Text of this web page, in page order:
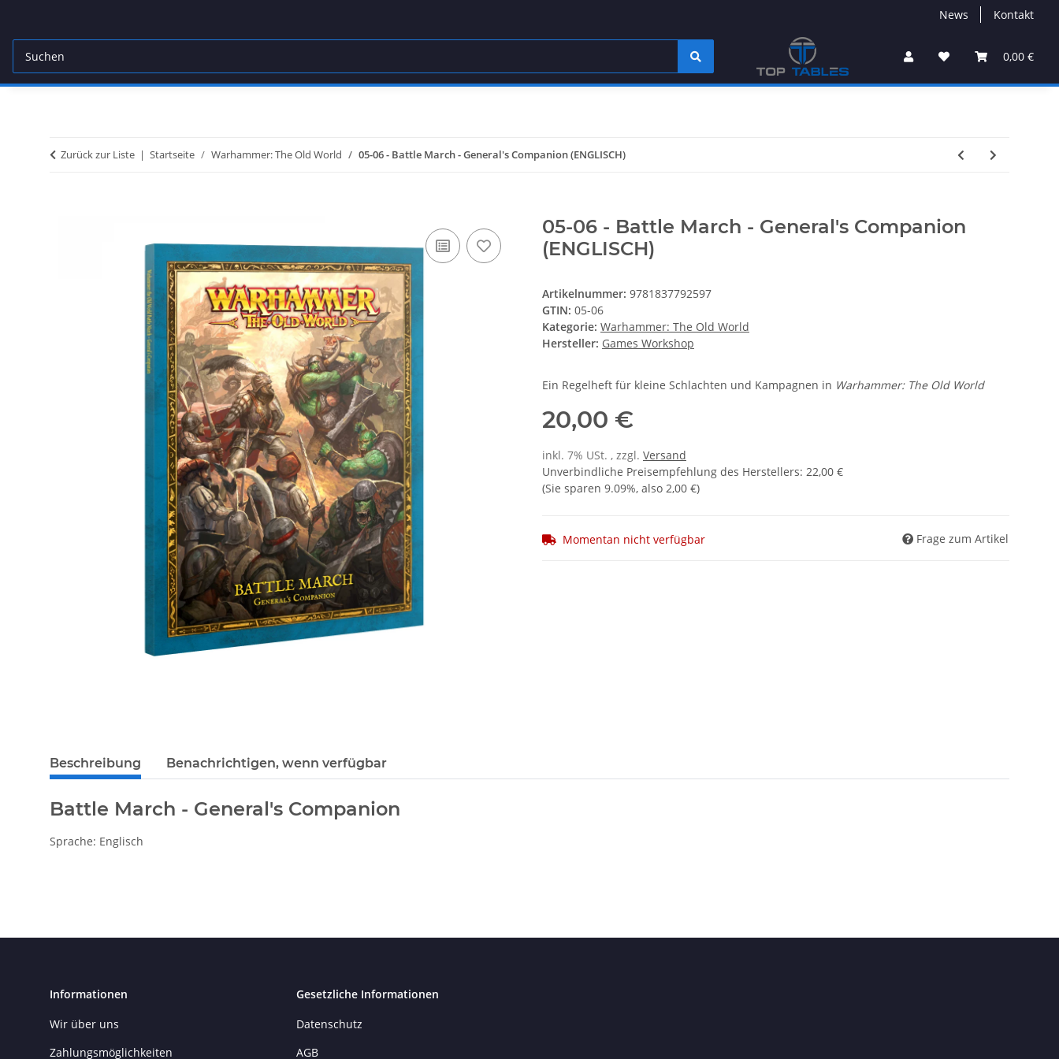
News Kontakt
0,00 €
Zurück zur Liste Startseite Warhammer: The Old World 05-06 - Battle March - General's Companion (ENGLISCH)
05-06 - Battle March - General's Companion
(ENGLISCH)
Artikelnummer: 9781837792597
GTIN: 05-06
Kategorie: Warhammer: The Old World
Hersteller: Games Workshop
Ein Regelheft für kleine Schlachten und Kampagnen in Warhammer: The Old World
20,00 €
inkl. 7% USt. , zzgl. Versand
Unverbindliche Preisempfehlung des Herstellers: 22,00 €
(Sie sparen 9.09%, also 2,00 €)
Momentan nicht verfügbar Frage zum Artikel
Beschreibung Benachrichtigen, wenn verfügbar
Battle March - General's Companion
Sprache: Englisch
Informationen
Wir über uns
Zahlungsmöglichkeiten
Gesetzliche Informationen
Datenschutz
AGB